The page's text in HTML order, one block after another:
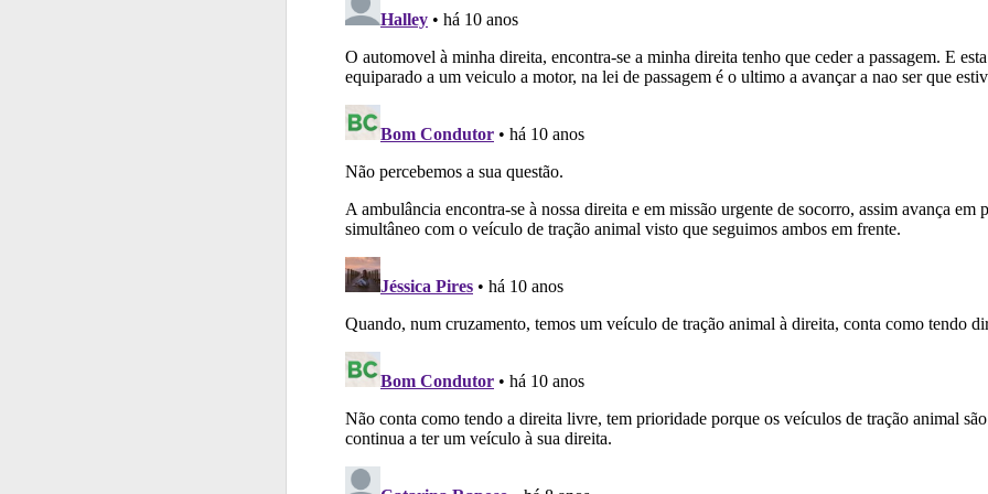
Questões Consulte as explicações das questões para esclarecimentos
Perfil Consulte as suas estatísticas no seu perfil.
Biblioteca Consulte o código da estrada na nossa biblioteca.